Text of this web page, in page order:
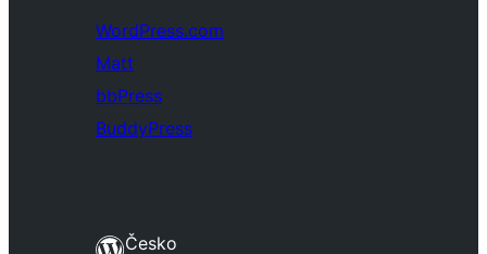
WordPress.com
Matt
bbPress
BuddyPress
Česko